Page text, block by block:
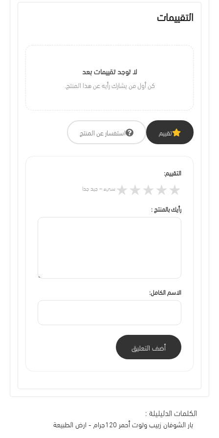
التقييمات
لا توجد تقييمات بعد
كن أول من يشارك رأيه عن هذا المنتج.
تقييم استفسار عن المنتج
التقييم:
★★★★★ سيء – جيد جدا
رأيك بالمنتج :
الاسم الكامل:
أضف التعليق
الكلمات الدليليلة :
بار الشوفان زبيب وتوت أحمر 120جرام - ارض الطبيعة